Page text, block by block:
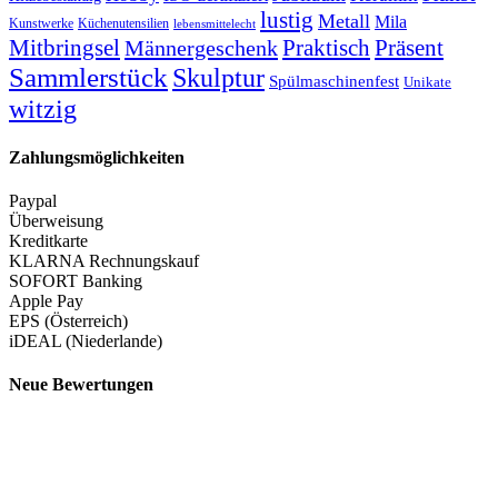
Kunstwerke Küchenutensilien lebensmittelecht lustig Metall Mila
Mitbringsel MännergeschenkPraktisch Präsent
Sammlerstück Skulptur Spülmaschinenfest Unikate
witzig
Zahlungsmöglichkeiten
Paypal
Überweisung
Kreditkarte
KLARNA Rechnungskauf
SOFORT Banking
Apple Pay
EPS (Österreich)
iDEAL (Niederlande)
Neue Bewertungen